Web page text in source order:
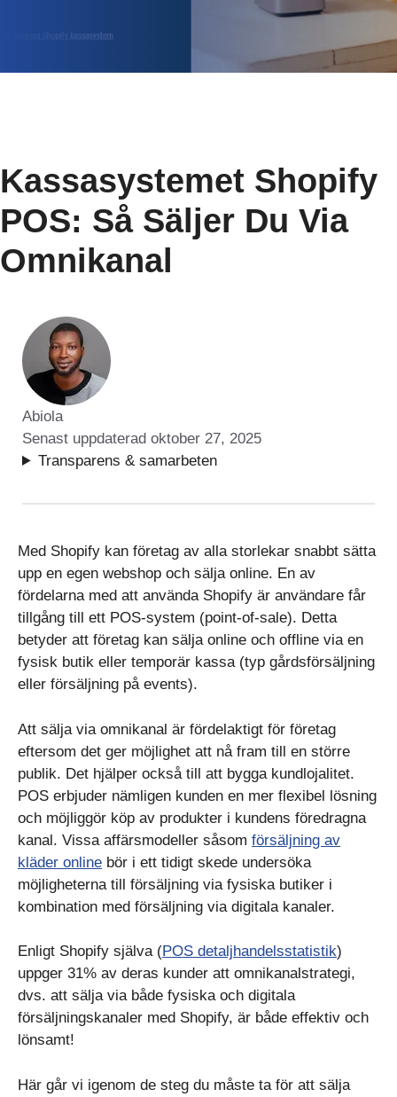
Kassasystemet Shopify
POS: Så Säljer Du Via
Omnikanal
Abiola
Senast uppdaterad oktober 27, 2025
Transparens & samarbeten
Med Shopify kan företag av alla storlekar snabbt sätta
upp en egen webshop och sälja online. En av
fördelarna med att använda Shopify är användare får
tillgång till ett POS-system (point-of-sale). Detta
betyder att företag kan sälja online och offline via en
fysisk butik eller temporär kassa (typ gårdsförsäljning
eller försäljning på events).
Att sälja via omnikanal är fördelaktigt för företag
eftersom det ger möjlighet att nå fram till en större
publik. Det hjälper också till att bygga kundlojalitet.
POS erbjuder nämligen kunden en mer flexibel lösning
och möjliggör köp av produkter i kundens föredragna
kanal. Vissa affärsmodeller såsom försäljning av
kläder online bör i ett tidigt skede undersöka
möjligheterna till försäljning via fysiska butiker i
kombination med försäljning via digitala kanaler.
Enligt Shopify själva (POS detaljhandelsstatistik)
uppger 31% av deras kunder att omnikanalstrategi,
dvs. att sälja via både fysiska och digitala
försäljningskanaler med Shopify, är både effektiv och
lönsamt!
Här går vi igenom de steg du måste ta för att sälja